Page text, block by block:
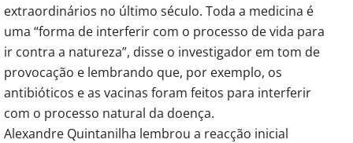
extraordinários no último século. Toda a medicina é
uma “forma de interferir com o processo de vida para
ir contra a natureza”, disse o investigador em tom de
provocação e lembrando que, por exemplo, os
antibióticos e as vacinas foram feitos para interferir
com o processo natural da doença.
Alexandre Quintanilha lembrou a reacção inicial